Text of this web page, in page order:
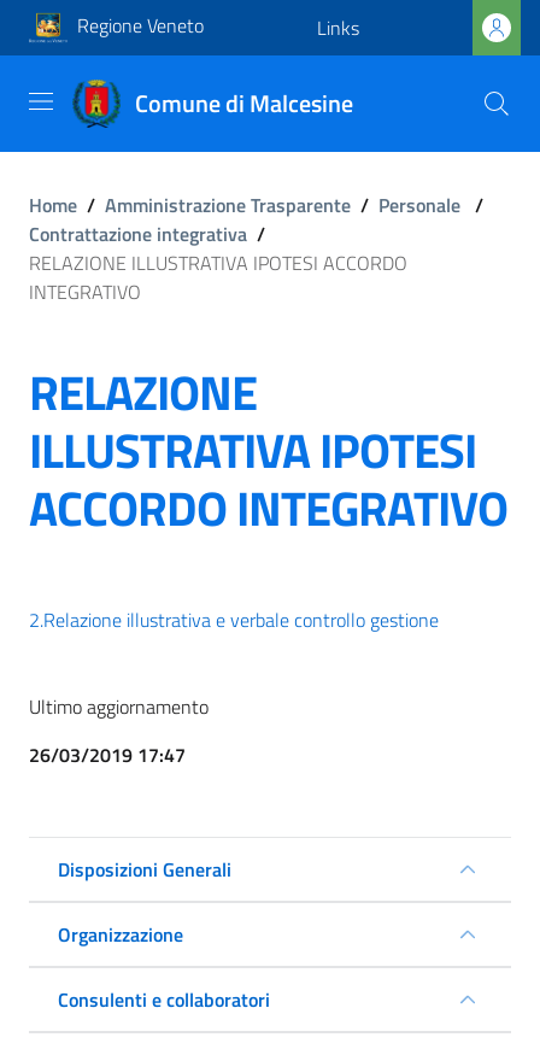
Regione Veneto Links
Comune di Malcesine
Home / Amministrazione Trasparente / Personale /
Contrattazione integrativa /
RELAZIONE ILLUSTRATIVA IPOTESI ACCORDO
INTEGRATIVO
RELAZIONE
ILLUSTRATIVA IPOTESI
ACCORDO INTEGRATIVO
2.Relazione illustrativa e verbale controllo gestione
Ultimo aggiornamento
26/03/2019 17:47
Disposizioni Generali
Organizzazione
Consulenti e collaboratori